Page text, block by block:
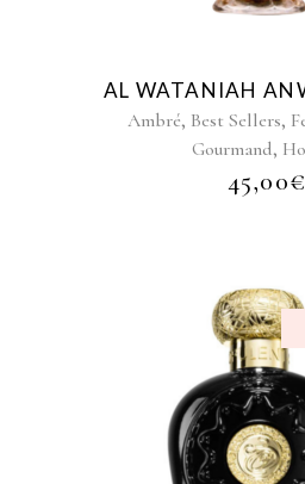
AL WATANIAH
Ambré, Best Sellers,
Gourmand,
45,00€